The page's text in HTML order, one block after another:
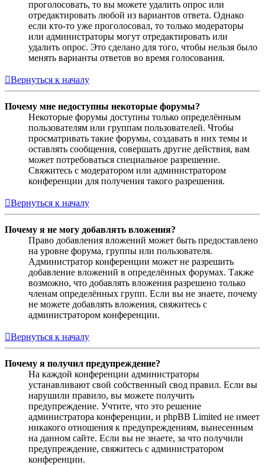
проголосовать, то вы можете удалить опрос или
отредактировать любой из вариантов ответа. Однако
если кто-то уже проголосовал, то только модераторы
или администраторы могут отредактировать или
удалить опрос. Это сделано для того, чтобы нельзя было
менять варианты ответов во время голосования.
Вернуться к началу
Почему мне недоступны некоторые форумы?
Некоторые форумы доступны только определённым
пользователям или группам пользователей. Чтобы
просматривать такие форумы, создавать в них темы и
оставлять сообщения, совершать другие действия, вам
может потребоваться специальное разрешение.
Свяжитесь с модератором или администратором
конференции для получения такого разрешения.
Вернуться к началу
Почему я не могу добавлять вложения?
Право добавления вложений может быть предоставлено
на уровне форума, группы или пользователя.
Администратор конференции может не разрешить
добавление вложений в определённых форумах. Также
возможно, что добавлять вложения разрешено только
членам определённых групп. Если вы не знаете, почему
не можете добавлять вложения, свяжитесь с
администратором конференции.
Вернуться к началу
Почему я получил предупреждение?
На каждой конференции администраторы
устанавливают свой собственный свод правил. Если вы
нарушили правило, вы можете получить
предупреждение. Учтите, что это решение
администратора конференции, и phpBB Limited не имеет
никакого отношения к предупреждениям, вынесенным
на данном сайте. Если вы не знаете, за что получили
предупреждение, свяжитесь с администратором
конференции.